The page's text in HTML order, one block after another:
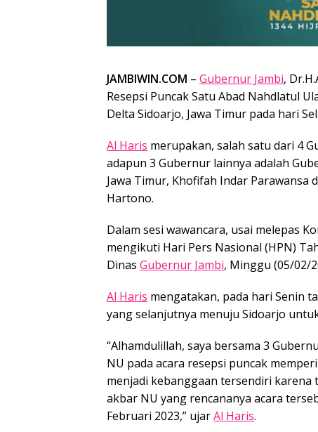
JAMBIWIN.COM – Gubernur Jambi,
Resepsi Puncak Satu Abad Nahdlatul
Delta Sidoarjo, Jawa Timur pada hari
Al Haris merupakan, salah satu dari 4
adapun 3 Gubernur lainnya adalah
Jawa Timur, Khofifah Indar Parawansa
Hartono.
Dalam sesi wawancara, usai melepas
mengikuti Hari Pers Nasional (HPN)
Dinas Gubernur Jambi, Minggu (05/02/
Al Haris mengatakan, pada hari Senin
yang selanjutnya menuju Sidoarjo
“Alhamdulillah, saya bersama 3
NU pada acara resepsi puncak
menjadi kebanggaan tersendiri
akbar NU yang rencananya acara
Februari 2023,” ujarAl Haris.